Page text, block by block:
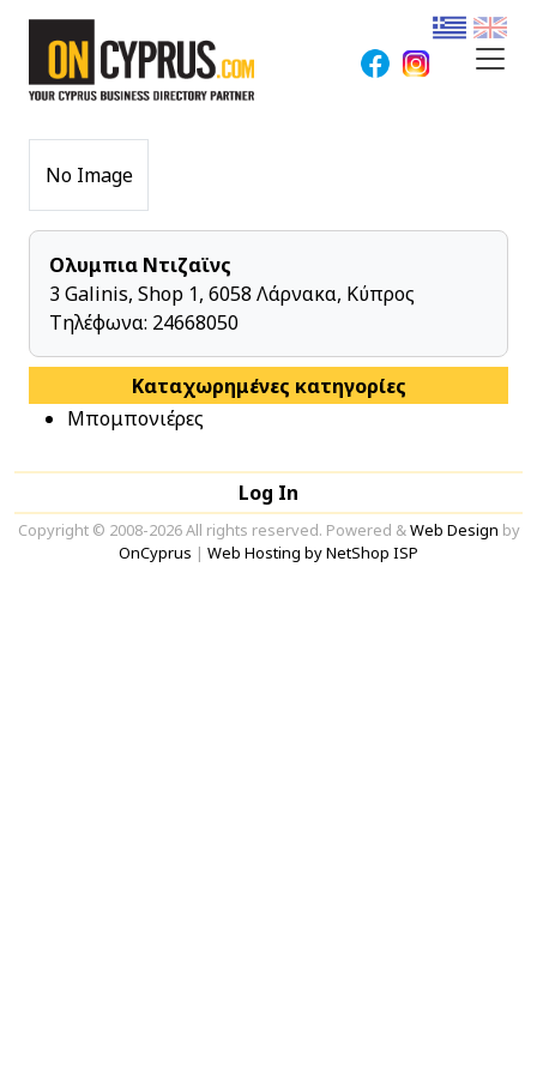
No Image
Ολυμπια Ντιζαϊνς
3 Galinis, Shop 1, 6058 Λάρνακα, Κύπρος
Τηλέφωνα: 24668050
Καταχωρημένες κατηγορίες
Μπομπονιέρες
Log In
Copyright © 2008-2026 All rights reserved. Powered &Web Design by
OnCyprus | Web Hosting by NetShop ISP